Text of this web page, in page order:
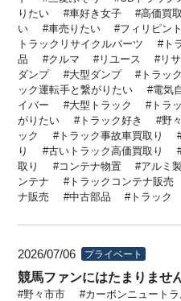
りたい
車好き女子 高価買
い
車売りたい フィリピン
トラックリサイクルパーツ
ト
品
クルマ リユース リ
ダンプ
大型ダンプ トラッ
ック運転手と繋がりたい
電気
イバー
大型トラック トラ
がりたい
トラック好き 野
ック
トラック事故車買取り
り
古いトラック高価買取り
取り
コンテナ物置 アルミ
ンテナ
トラックコンテナ販売
ナ販売
中古部品 トラック
2026/07/06 プライベート
競馬ファンにはたまりませ
野々市市 カーボンニュートラ